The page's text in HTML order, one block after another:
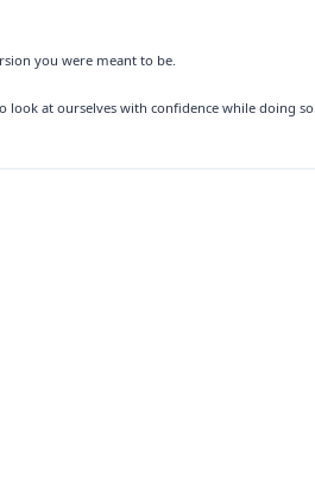
you were meant to be.
at ourselves with confidence while doing so.